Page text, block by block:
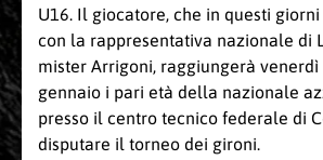
U16. Il giocatore, che in questi
con la rappresentativa nazionale di
mister Arrigoni, raggiungerà venerdì
gennaio i pari età della nazionale
presso il centro tecnico federale di
disputare il torneo dei gironi.